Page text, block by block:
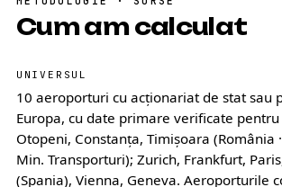
Cum am calculat
UNIVERSUL
10 aeroporturi cu acționariat de stat sau
Europa, cu date primare verificate
Otopeni, Constanța, Timișoara (România
Min. Transporturi); Zurich, Frankfurt,
(Spania), Vienna, Geneva. Aeroporturile